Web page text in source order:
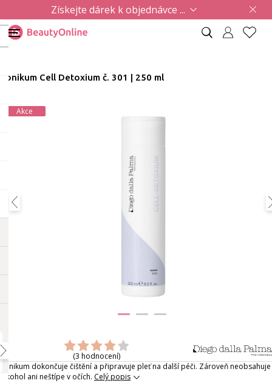
Získejte dárek k objednávce ...
Tonikum Cell Detoxium č. 301 | 250 ml
Akce
(3 hodnocení)
Tonikum dokončuje čištění a připravuje pleť na další péči. Zároveň neobsahuje
alkohol ani neštípe v očích. Celý popis